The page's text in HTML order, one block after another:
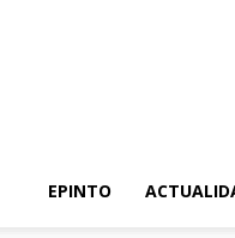
EPINTO